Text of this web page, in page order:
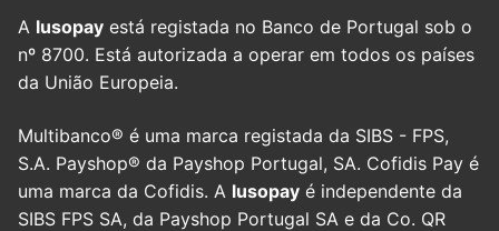
A lusopay está registada no Banco de Portugal sob o
nº 8700. Está autorizada a operar em todos os países
da União Europeia.
Multibanco® é uma marca registada da SIBS - FPS,
S.A. Payshop® da Payshop Portugal, SA. Cofidis Pay é
uma marca da Cofidis. A lusopay é independente da
SIBS FPS SA, da Payshop Portugal SA e da Co. QR